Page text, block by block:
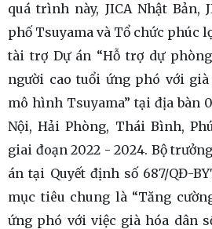
quá trình này, JICA Nhật Bản,
phố Tsuyama và Tổ chức phúc
tài trợ Dự án “Hỗ trợ dự
người cao tuổi ứng phó với
mô hình Tsuyama” tại địa bàn
Nội, Hải Phòng, Thái Bình,
giai đoạn 2022 - 2024. Bộ
án tại Quyết định số 687/QĐ-
mục tiêu chung là “Tăng
ứng phó với việc già hóa dân